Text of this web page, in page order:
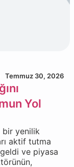
Temmuz 30, 2026
Yol
bir yenilik
aktif tutma
ve piyasa